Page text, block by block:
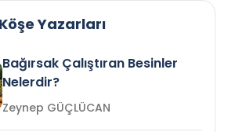
Köşe Yazarları
Bağırsak Çalıştıran Besinler
Nelerdir?
Zeynep GÜÇLÜCAN